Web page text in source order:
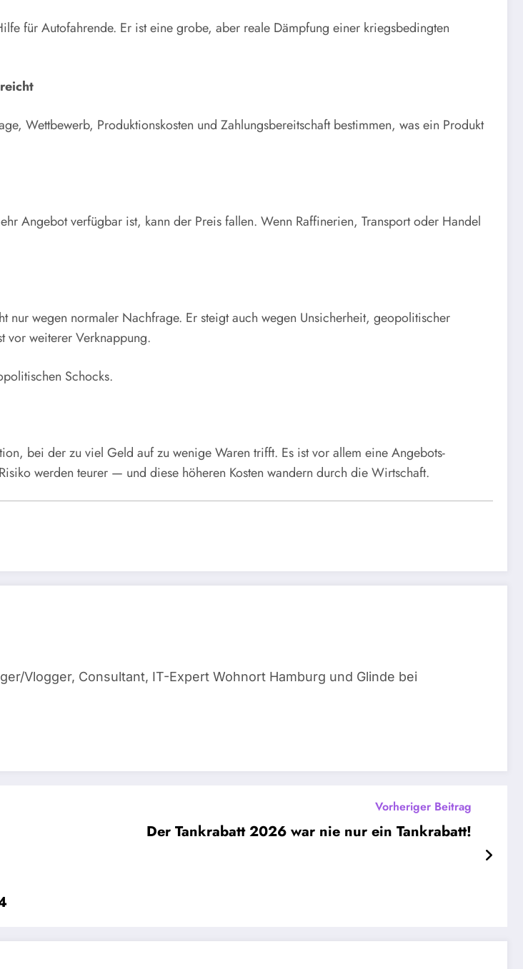
für Autofahrende. Er ist eine grobe, aber reale Dämpfung einer kriegsbedingten
Wettbewerb, Produktionskosten und Zahlungsbereitschaft bestimmen, was ein Produkt
Angebot verfügbar ist, kann der Preis fallen. Wenn Raffinerien, Transport oder Handel
wegen normaler Nachfrage. Er steigt auch wegen Unsicherheit, geopolitischer
vor weiterer Verknappung.
Schocks.
bei der zu viel Geld auf zu wenige Waren trifft. Es ist vor allem eine Angebots-
werden teurer — und diese höheren Kosten wandern durch die Wirtschaft.
Vlogger, Consultant, IT-Expert Wohnort Hamburg und Glinde bei
Vorheriger Beitrag
Der Tankrabatt 2026 war nie nur ein Tankrabatt!